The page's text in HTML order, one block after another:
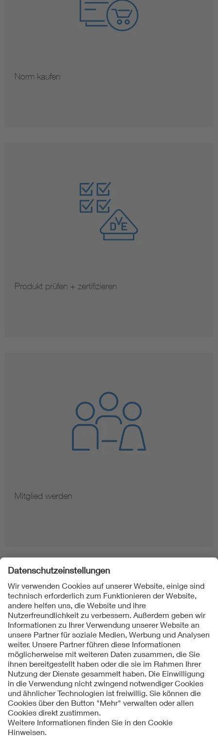
Norm kaufen
Produkt prüfen + zertifizieren
Mitglied werden
Folgen Sie uns
Kontakte
Service
Impressum
Datenschutzinformationen